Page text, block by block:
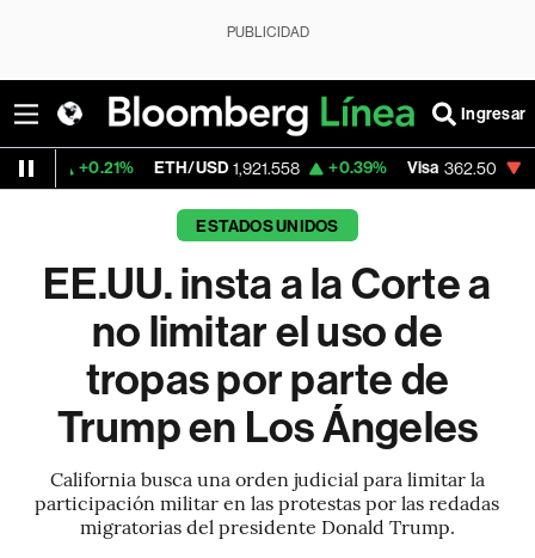
PUBLICIDAD
Ingresar
ETH/USD 1,921.558 +0.39% Visa 362.50 -2.15%
ESTADOS UNIDOS
EE.UU. insta a la Corte a
no limitar el uso de
tropas por parte de
Trump en Los Ángeles
California busca una orden judicial para limitar la
participación militar en las protestas por las redadas
migratorias del presidente Donald Trump.